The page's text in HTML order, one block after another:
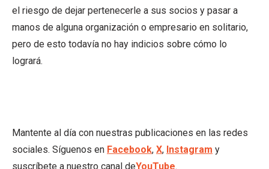
el riesgo de dejar pertenecerle a sus socios y pasar a
manos de alguna organización o empresario en solitario,
pero de esto todavía no hay indicios sobre cómo lo
logrará.
Mantente al día con nuestras publicaciones en las redes
sociales. Síguenos en Facebook, X, Instagram y
suscríbete a nuestro canal deYouTube.